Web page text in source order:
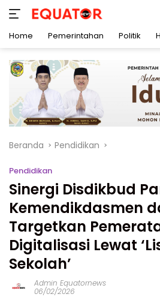
konten
Home Pemerintahan Politik
Beranda Pendidikan
Pendidikan
Sinergi Disdikbud
Kemendikdasmen
Targetkan
Digitalisasi Lewat
Sekolah’
Admin Equatornews
06/02/2026